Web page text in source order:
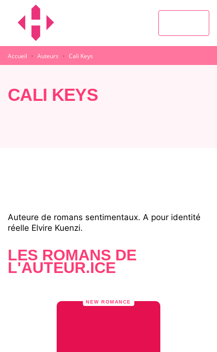
MENU
Accueil · Auteurs · Cali Keys
CALI KEYS
Auteure de romans sentimentaux. A pour identité
réelle Elvire Kuenzi.
LES ROMANS DE
L'AUTEUR.ICE
NEW ROMANCE